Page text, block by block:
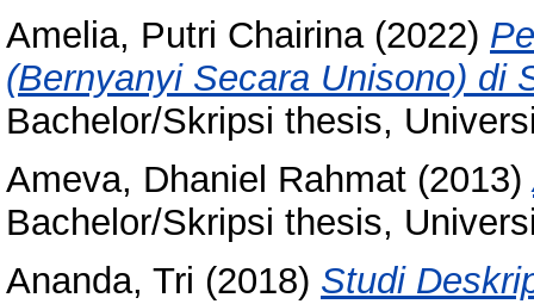
Amelia, Putri Chairina(2022)
(Bernyanyi Secara Unisono) di
Bachelor/Skripsi thesis,
Ameva, Dhaniel Rahmat (2013)
Bachelor/Skripsi thesis,
Ananda, Tri (2018) Studi